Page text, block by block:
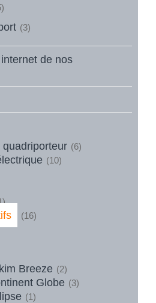
(3)
de nos
(6)
(10)
(16)
Breeze (2)
Globe (3)
(1)